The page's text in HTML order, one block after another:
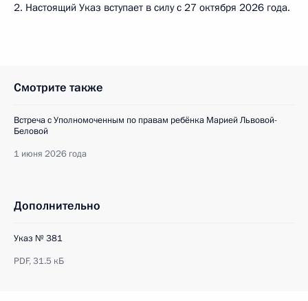
2. Настоящий Указ вступает в силу с 27 октября 2026 года.
Смотрите также
Встреча с Уполномоченным по правам ребёнка Марией Львовой-
Беловой
1 июня 2026 года
Дополнительно
Указ № 381
PDF,31.5 кБ